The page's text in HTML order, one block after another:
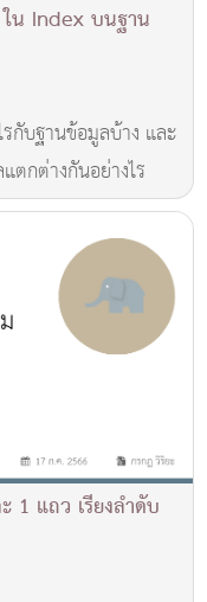
น Index บนฐาน
กับฐานข้อมูลบ้าง และ
กต่างกันอย่างไร
1 แถว เรียงลำดับ